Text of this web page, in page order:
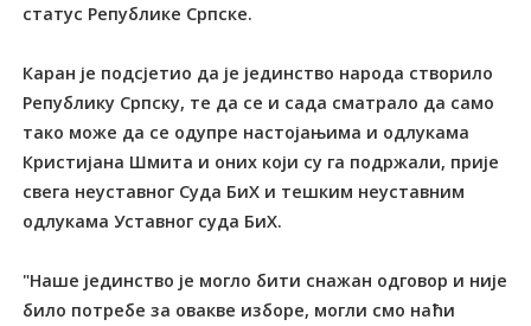
статус Републике Српске.
Каран је подсјетио да је јединство народа створило
Републику Српску, те да се и сада сматрало да само
тако може да се одупре настојањима и одлукама
Кристијана Шмита и оних који су га подржали, прије
свега неуставног Суда БиХ и тешким неуставним
одлукама Уставног суда БиХ.
"Наше јединство је могло бити снажан одговор и није
било потребе за овакве изборе, могли смо наћи